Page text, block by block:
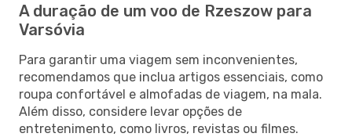
A duração de um voo de Rzeszow para
Varsóvia
Para garantir uma viagem sem inconvenientes,
recomendamos que inclua artigos essenciais, como
roupa confortável e almofadas de viagem, na mala.
Além disso, considere levar opções de
entretenimento, como livros, revistas ou filmes.